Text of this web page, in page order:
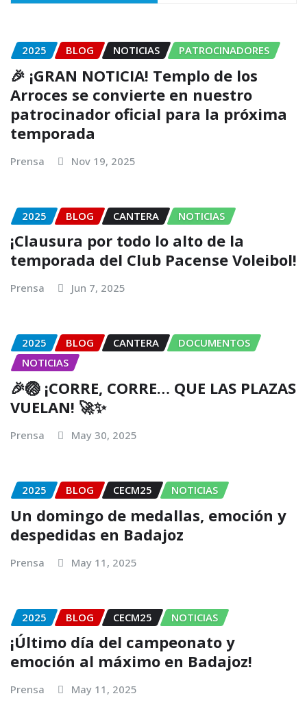
2025 BLOG NOTICIAS PATROCINADORES
🎉 ¡GRAN NOTICIA! Templo de los
Arroces se convierte en nuestro
patrocinador oficial para la próxima
temporada
Prensa Nov 19, 2025
2025 BLOG CANTERA NOTICIAS
¡Clausura por todo lo alto de la
temporada del Club Pacense Voleibol!
Prensa Jun 7, 2025
2025 BLOG CANTERA
DOCUMENTOS
NOTICIAS
🎉🏐 ¡CORRE, CORRE… QUE LAS PLAZAS
VUELAN! 🚀✨
Prensa May 30, 2025
2025 BLOG CECM25 NOTICIAS
Un domingo de medallas, emoción y
despedidas en Badajoz
Prensa May 11, 2025
2025 BLOG CECM25 NOTICIAS
¡Último día del campeonato y
emoción al máximo en Badajoz!
Prensa May 11, 2025